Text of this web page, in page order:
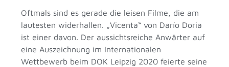
Oftmals sind es gerade die leisen Filme, die am
lautesten widerhallen. „Vicenta“ von Darío Doria
ist einer davon. Der aussichtsreiche Anwärter auf
eine Auszeichnung im Internationalen
Wettbewerb beim DOK Leipzig 2020 feierte seine